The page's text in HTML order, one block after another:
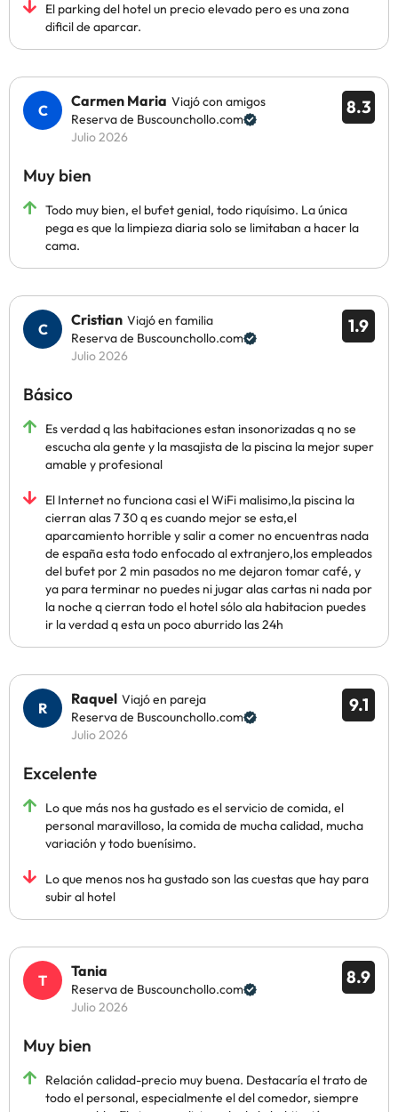
El parking del hotel un precio elevado pero es una zona
dificil de aparcar.
8.3
Carmen Maria Viajó con amigos
Reserva de Buscounchollo.com
Julio 2026
Muy bien
Todo muy bien, el bufet genial, todo riquísimo. La única
pega es que la limpieza diaria solo se limitaban a hacer la
cama.
1.9
Cristian Viajó en familia
Reserva de Buscounchollo.com
Julio 2026
Básico
Es verdad q las habitaciones estan insonorizadas q no se
escucha ala gente y la masajista de la piscina la mejor super
amable y profesional
El Internet no funciona casi el WiFi malisimo,la piscina la
cierran alas 7 30 q es cuando mejor se esta,el
aparcamiento horrible y salir a comer no encuentras nada
de españa esta todo enfocado al extranjero,los empleados
del bufet por 2 min pasados no me dejaron tomar café, y
ya para terminar no puedes ni jugar alas cartas ni nada por
la noche q cierran todo el hotel sólo ala habitacion puedes
ir la verdad q esta un poco aburrido las 24h
9.1
Raquel Viajó en pareja
Reserva de Buscounchollo.com
Julio 2026
Excelente
Lo que más nos ha gustado es el servicio de comida, el
personal maravilloso, la comida de mucha calidad, mucha
variación y todo buenísimo.
Lo que menos nos ha gustado son las cuestas que hay para
subir al hotel
8.9
Tania
Reserva de Buscounchollo.com
Julio 2026
Muy bien
Relación calidad-precio muy buena. Destacaría el trato de
todo el personal, especialmente el del comedor, siempre